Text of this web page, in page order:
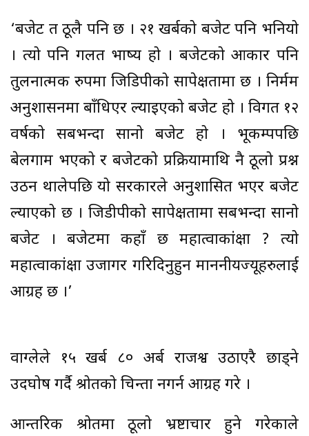
‘बजेट त ठूलै पनि छ । २१ खर्बको बजेट पनि भनियो
। त्यो पनि गलत भाष्य हो । बजेटको आकार पनि
तुलनात्मक रुपमा जिडिपीको सापेक्षतामा छ । निर्मम
अनुशासनमा बाँधिएर ल्याइएको बजेट हो । विगत १२
वर्षको सबभन्दा सानो बजेट हो । भूकम्पपछि
बेलगाम भएको र बजेटको प्रक्रियामाथि नै ठूलो प्रश्न
उठन थालेपछि यो सरकारले अनुशासित भएर बजेट
ल्याएको छ । जिडीपीको सापेक्षतामा सबभन्दा सानो
बजेट । बजेटमा कहाँ छ महात्वाकांक्षा ? त्यो
महात्वाकांक्षा उजागर गरिदिनुहुन माननीयज्यूहरुलाई
आग्रह छ ।’
वाग्लेले १५ खर्ब ८० अर्ब राजश्व उठाएरै छाड्ने
उदघोष गर्दै श्रोतको चिन्ता नगर्न आग्रह गरे ।
आन्तरिक श्रोतमा ठूलो भ्रष्टाचार हुने गरेकाले